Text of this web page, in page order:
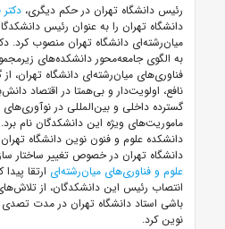
رئیس دانشگاه تهران در حکم دیگری،
دانشگاه تهران را به عنوان رئیس
میان‌رشته‌ای دانشگاه تهران منصوب کرد.
به الگوی جامعه‌محور دانشکده‌های
فناوری‌های میان‌رشته‌ای دانشگاه تهران،
نافع، اولویت‌دار و بی‌همتا در اقتصاد
گسترده داخلی و بین‌المللی در
ماموریت‌های ویژه این دانشکدگان نام برد.
دانشکده علوم و فنون نوین دانشگاه
دانشگاه تهران در خصوص تغییر ساختار
علوم و فناوری‌های میان‌رشته‌ای ارتقا
انتصاب رئیس این دانشکدگان، از
باشی استاد دانشگاه تهران در مدت
نوین کرد.